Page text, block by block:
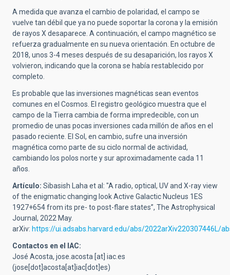
A medida que avanza el cambio de polaridad, el campo se
vuelve tan débil que ya no puede soportar la corona y la emisión
de rayos X desaparece. A continuación, el campo magnético se
refuerza gradualmente en su nueva orientación. En octubre de
2018, unos 3-4 meses después de su desaparición, los rayos X
volvieron, indicando que la corona se había restablecido por
completo.
Es probable que las inversiones magnéticas sean eventos
comunes en el Cosmos. El registro geológico muestra que el
campo de la Tierra cambia de forma impredecible, con un
promedio de unas pocas inversiones cada millón de años en el
pasado reciente. El Sol, en cambio, sufre una inversión
magnética como parte de su ciclo normal de actividad,
cambiando los polos norte y sur aproximadamente cada 11
años.
Artículo: Sibasish Laha et al: "A radio, optical, UV and X-ray view
of the enigmatic changing look Active Galactic Nucleus 1ES
1927+654 from its pre- to post-flare states”, The Astrophysical
Journal, 2022 May.
arXiv: https://ui.adsabs.harvard.edu/abs/2022arXiv220307446L/
Contactos en el IAC:
José Acosta, jose.acosta [at] iac.es
(jose[dot]acosta[at]iac[dot]es)